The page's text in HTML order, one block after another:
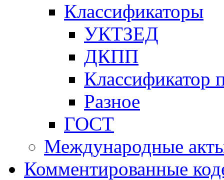
Классификаторы
УКТЗЕД
ДКПП
Классификатор
Разное
ГОСТ
Международные
Комментированные